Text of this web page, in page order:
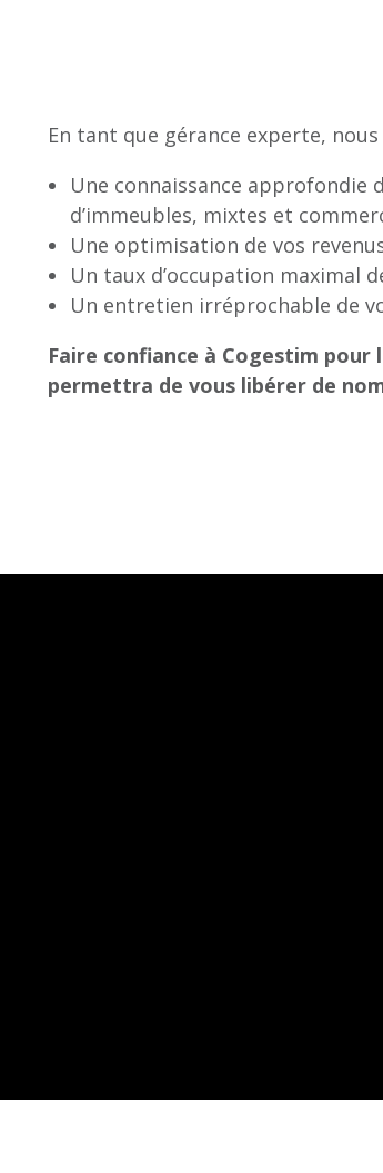
En tant que gérance experte,
Une connaissance approfondie
d’immeubles, mixtes et
Une optimisation de vos
Un taux d’occupation maximal
Un entretien irréprochable de
Faire confiance à Cogestim
permettra de vous libérer de